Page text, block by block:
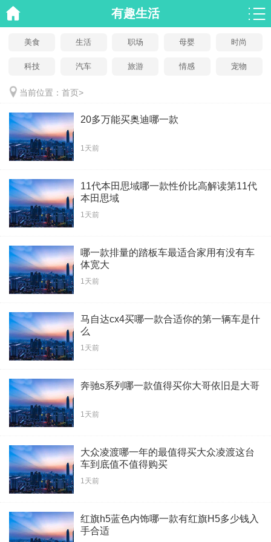
有趣生活
美食 生活 职场 母婴 时尚
科技 汽车 旅游 情感 宠物
当前位置： 首页>
20多万能买奥迪哪一款
1天前
11代本田思域哪一款性价比高解读第11代
本田思域
1天前
哪一款排量的踏板车最适合家用有没有车
体宽大
1天前
马自达cx4买哪一款合适你的第一辆车是什
么
1天前
奔驰s系列哪一款值得买你大哥依旧是大哥
1天前
大众凌渡哪一年的最值得买大众凌渡这台
车到底值不值得购买
1天前
红旗h5蓝色内饰哪一款有红旗H5多少钱入
手合适